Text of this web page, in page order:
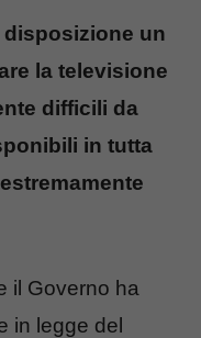
disposizione un
la televisione
difficili da
in tutta
il Governo ha
in legge del